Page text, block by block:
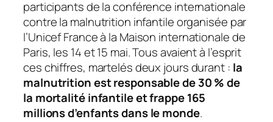
participants de la conférence internationale
contre la malnutrition infantile organisée par
l’Unicef France à la Maison internationale de
Paris, les 14 et 15 mai. Tous avaient à l’esprit
ces chiffres, martelés deux jours durant : la
malnutrition est responsable de 30 % de
la mortalité infantile et frappe 165
millions d’enfants dans le monde.